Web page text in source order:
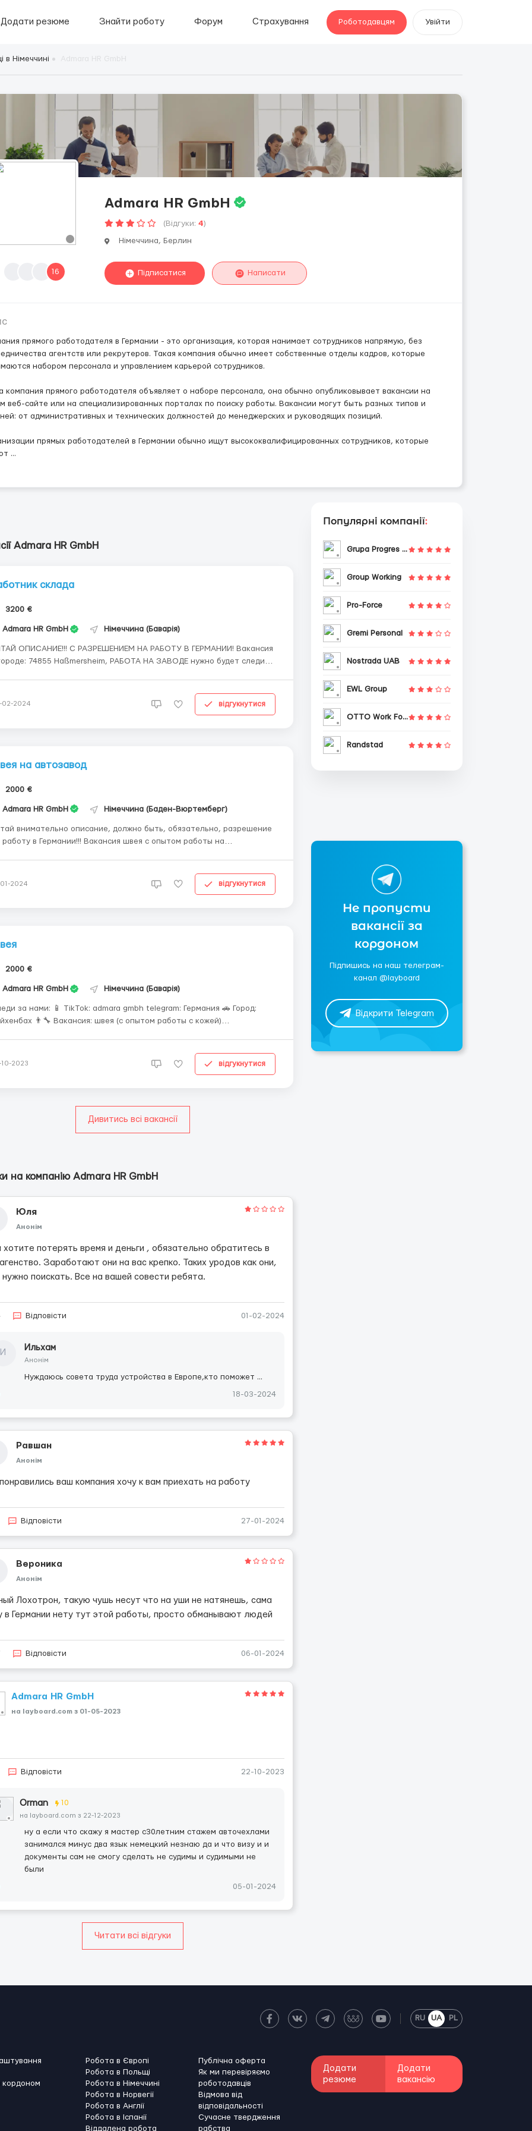
Додати резюме Знайти роботу Форум Страхування Роботодавцям Увійти
в Німеччині
16
Admara HR GmbH
(Відгуки: 4)
Німеччина, Берлин
Підписатися Написати
прямого работодателя в Германии - это организация, которая нанимает сотрудников напрямую, без
агентств или рекрутеров. Такая компания обычно имеет собственные отделы кадров, которые
набором персонала и управлением карьерой сотрудников.
компания прямого работодателя объявляет о наборе персонала, она обычно опубликовывает вакансии на
веб-сайте или на специализированных порталах по поиску работы. Вакансии могут быть разных типов и
от административных и технических должностей до менеджерских и руководящих позиций.
прямых работодателей в Германии обычно ищут высококвалифицированных сотрудников, которые
...
Admara HR GmbH
склада
3200 €
Admara HR GmbH Німеччина (Баварія)
ОПИСАНИЕ!!! С РАЗРЕШЕНИЕМ НА РАБОТУ В ГЕРМАНИИ! Вакансия
74855 Haßmersheim, РАБОТА НА ЗАВОДЕ нужно будет следить
минимум А2!!! Обязательно разрешение на рабо...
02-2024 відгукнутися
на автозавод
2000 €
Admara HR GmbH Німеччина (Баден-Вюртемберг)
внимательно описание, должно быть, обязательно, разрешение
работу в Германии!!! Вакансия швея с опытом работы на
в день, пятидневка. Предоставляется жильё...
2024 відгукнутися
2000 €
Admara HR GmbH Німеччина (Баварія)
за нами: 📱 TikTok: admara gmbh telegram: Германия 🚗 Город:
Вакансия: швея (с опытом работы с кожей)
Предоставляется жилье по желанию 🚗 Тран...
10-2023 відгукнутися
Дивитись всі вакансії
на компанію Admara HR GmbH
Юля
Анонім
хотите потерять время и деньги , обязательно обратитесь в
Заработают они на вас крепко. Таких уродов как они,
поискать. Все на вашей совести ребята.
Відповісти 01-02-2024
И
Ильхам
Анонім
Нуждаюсь совета труда устройства в Европе,кто поможет ...
18-03-2024
Равшан
Анонім
ваш компания хочу к вам приехать на работу
Відповісти 27-01-2024
Вероника
Анонім
Лохотрон, такую чушь несут что на уши не натянешь, сама
в Германии нету тут этой работы, просто обманывают людей
Відповісти 06-01-2024
Admara HR GmbH
на layboard.com з 01-05-2023
Відповісти 22-10-2023
Orman 10
на layboard.com з 22-12-2023
ну а если что скажу я мастер с30летним стажем авточехлами
занимался минус два язык немецкий незнаю да и что визу и и
документы сам не смогу сделать не судимы и судимыми не
были
05-01-2024
Читати всі відгуки
Популярні компанії:
Grupa Progres Sp. z o.o.
Group Working
Pro-Force
Gremi Personal
Nostrada UAB
EWL Group
OTTO Work Force
Randstad
Не пропусти
вакансії за
кордоном
Підпишись на наш телеграм-
канал @layboard
Відкрити Telegram
RU UA PL
Робота в Європі
Робота в Польщі
Робота в Німеччині
Робота в Норвегії
Робота в Англії
Робота в Іспанії
Віддалена робота
Публічна оферта
Як ми перевіряємо
роботодавців
Відмова від
відповідальності
Сучасне твердження
рабства
Додати
резюме
Додати
вакансію